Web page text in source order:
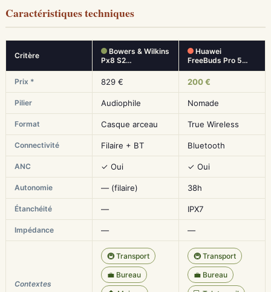
Caractéristiques techniques
Critère
Bowers & Wilkins
Px8 S2…
Huawei
FreeBuds Pro 5…
Prix * 829 € 200 €
Pilier Audiophile Nomade
Format Casque arceau True Wireless
Connectivité Filaire + BT Bluetooth
ANC ✓ Oui ✓ Oui
Autonomie — (filaire) 38h
Étanchéité — IPX7
Impédance — —
Contextes
🚇 Transport
💼 Bureau
🚇 Transport
💼 Bureau